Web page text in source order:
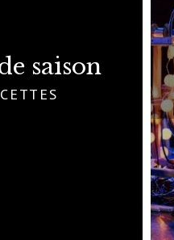
saison